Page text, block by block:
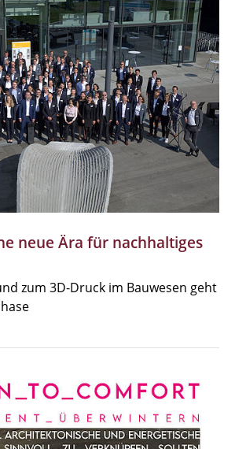
neue Ära für nachhaltiges
zum 3D-Druck im Bauwesen geht